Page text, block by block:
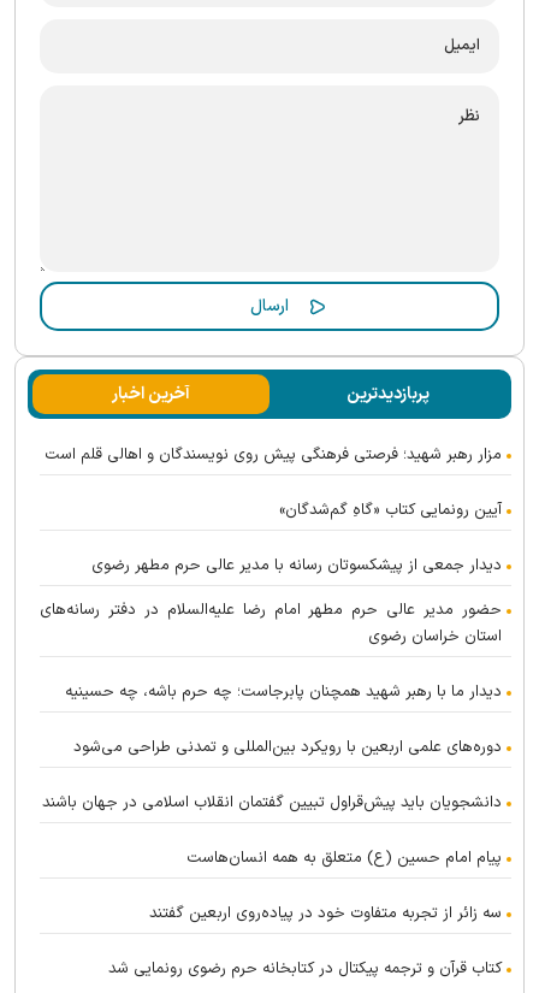
پربازدیدترین آخرین اخبار
مزار رهبر شهید؛ فرصتی فرهنگی پیش روی نویسندگان و اهالی قلم است
آیین رونمایی کتاب «گاهِ گم‌شدگان»
دیدار جمعی از پیشکسوتان رسانه با مدیر عالی حرم مطهر رضوی
حضور مدیر عالی حرم مطهر امام رضا علیه‌السلام در دفتر رسانه‌های
استان خراسان رضوی
دیدار ما با رهبر شهید همچنان پابرجاست؛ چه حرم باشه، چه حسینیه
دوره‌های علمی اربعین با رویکرد بین‌المللی و تمدنی طراحی می‌شود
دانشجویان باید پیش‌قراول تبیین گفتمان انقلاب اسلامی در جهان باشند
پیام امام حسین (ع) متعلق به همه انسان‌هاست
سه زائر از تجربه متفاوت خود در پیاده‌روی اربعین گفتند
کتاب قرآن و ترجمه پیکتال در کتابخانه حرم رضوی رونمایی شد